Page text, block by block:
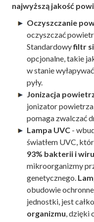
najwyższą jakość
Oczyszczanie
oczyszczać
Standardowyfiltr
opcjonalne, takie
w stanie
pyły.
Jonizacja
jonizator
pomaga zwalczać
Lampa UVC -
światłem UVC,
93% bakterii i
mikroorganizmy
genetycznego.
obudowie
jednostki, jest
organizmu , dzięki